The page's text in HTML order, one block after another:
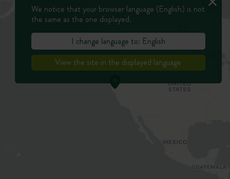
We notice that your browser language (English) is not
the same as the one displayed.
I change language to: English
View the site in the displayed language